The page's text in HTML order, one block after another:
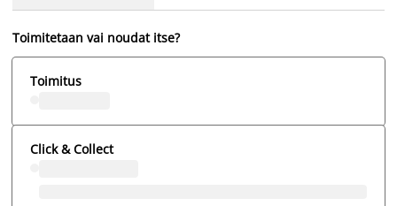
Toimitetaan vai noudat itse?
Toimitus
Click & Collect